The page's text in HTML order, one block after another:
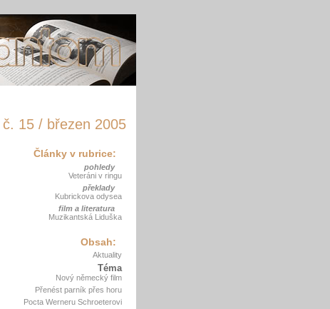
č. 15 / březen 2005
Články v rubrice:
pohledy
Veteráni v ringu
překlady
Kubrickova odysea
film a literatura
Muzikantská Liduška
Obsah:
Aktuality
Téma
Nový německý film
Přenést parník přes horu
Pocta Werneru Schroeterovi